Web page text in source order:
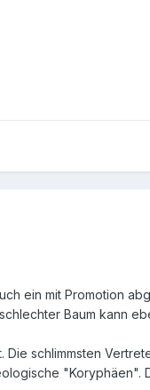
ein mit Promotion
Baum kann
Die schlimmsten
"Koryphäen".